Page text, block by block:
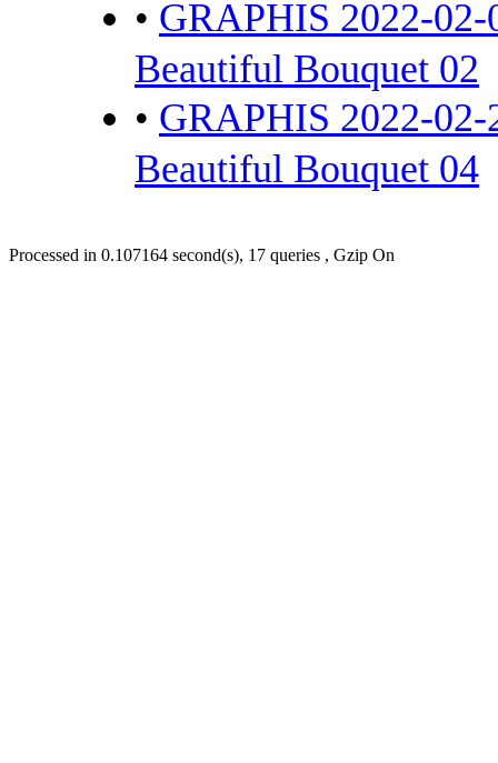
• GRAPHIS 2022-
Beautiful Bouquet 02
• GRAPHIS 2022-
Beautiful Bouquet 04
Processed in 0.107164 second(s), 17 queries , Gzip On